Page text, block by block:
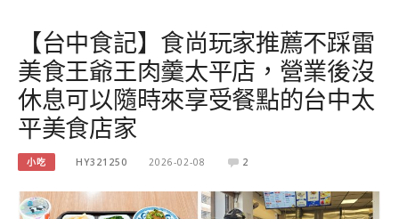
【台中食記】食尚玩家推薦不踩雷
美食王爺王肉羹太平店，營業後沒
休息可以隨時來享受餐點的台中太
平美食店家
小吃 HY321250 2026-02-08 2